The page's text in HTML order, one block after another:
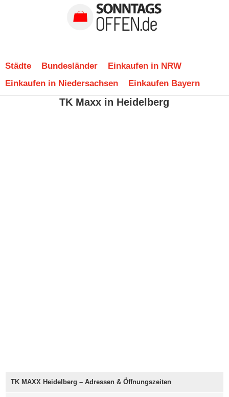
Städte Bundesländer
Einkaufen in NRW
Einkaufen in Niedersachsen
Einkaufen Bayern
TK Maxx in Heidelberg
TK MAXX Heidelberg – Adressen & Öffnungszeiten